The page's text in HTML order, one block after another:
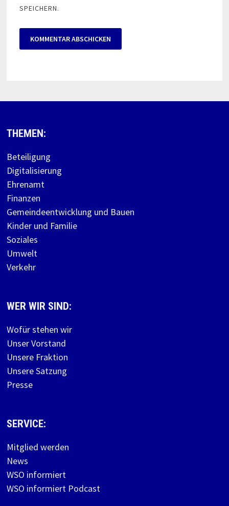
SPEICHERN.
THEMEN:
Beteiligung
Digitalisierung
Ehrenamt
Finanzen
Gemeindeentwicklung und Bauen
Kinder und Familie
Soziales
Umwelt
Verkehr
WER WIR SIND:
Wofür stehen wir
Unser Vorstand
Unsere Fraktion
Unsere Satzung
Presse
SERVICE:
Mitglied werden
News
WSO informiert
WSO informiert Podcast